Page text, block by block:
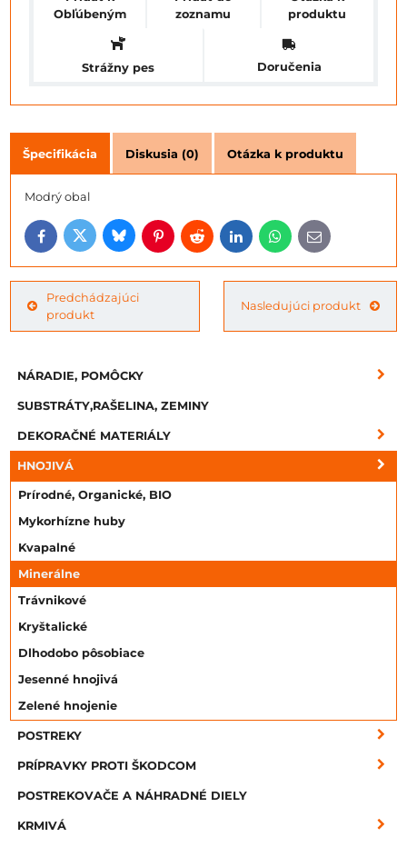
Obľúbeným
zoznamu
produktu
Strážny pes Doručenia
Špecifikácia Diskusia (0) Otázka k produktu
Modrý obal
FacebookTwitterBlueskyPinterestRedditLinkedInWhatsApp
E-
mail
Predchádzajúci
produkt
Nasledujúci produkt
NÁRADIE, POMÔCKY
SUBSTRÁTY,RAŠELINA, ZEMINY
DEKORAČNÉ MATERIÁLY
HNOJIVÁ
Prírodné, Organické, BIO
Mykorhízne huby
Kvapalné
Minerálne
Trávnikové
Kryštalické
Dlhodobo pôsobiace
Jesenné hnojivá
Zelené hnojenie
POSTREKY
PRÍPRAVKY PROTI ŠKODCOM
POSTREKOVAČE A NÁHRADNÉ DIELY
KRMIVÁ